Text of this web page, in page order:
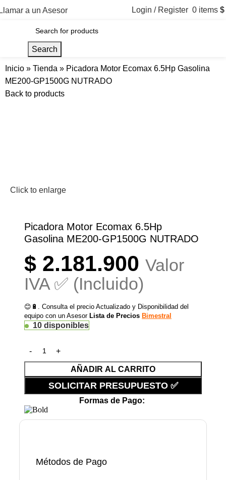
a un Asesor Login / Register 0 items $
Search
Inicio » Tienda » Picadora Motor Ecomax 6.5Hp Gasolina
ME200-GP1500G NUTRADO
Back to products
Click to enlarge
Picadora Motor Ecomax 6.5Hp
Gasolina ME200-GP1500G NUTRADO
$ 2.181.900 Valor
IVA ✅ (Incluido)
😊🔋. Consulta el precio Actualizado y Disponibilidad del
equipo con un Asesor Lista de Precios Bimestral
10 disponibles
AÑADIR AL CARRITO
SOLICITAR PRESUPUESTO ✅
Formas de Pago:
Métodos de Pago